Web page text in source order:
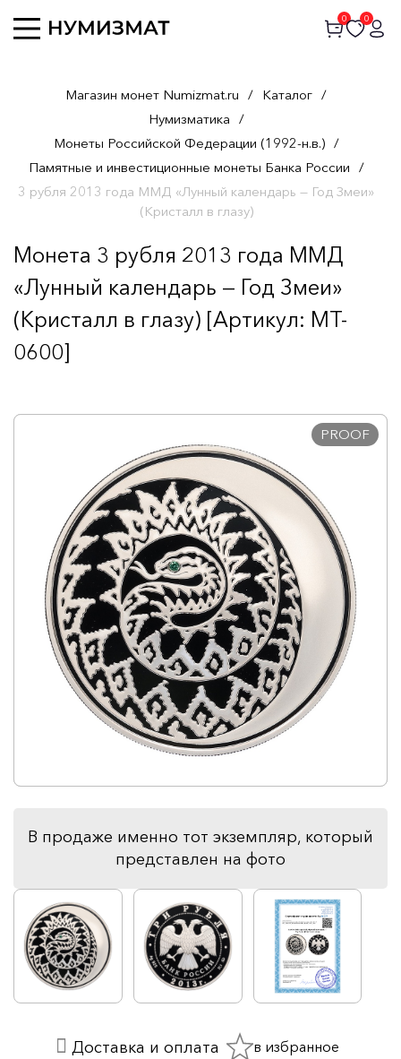
0 0
Магазин монет Numizmat.ru / Каталог /
Нумизматика /
Монеты Российской Федерации (1992-н.в.) /
Памятные и инвестиционные монеты Банка России /
3 рубля 2013 года ММД «Лунный календарь — Год Змеи»
(Кристалл в глазу)
Монета 3 рубля 2013 года ММД
«Лунный календарь — Год Змеи»
(Кристалл в глазу) [Артикул: MT-
0600]
PROOF
В продаже именно тот экземпляр, который
представлен на фото
Доставка и оплата в избранное